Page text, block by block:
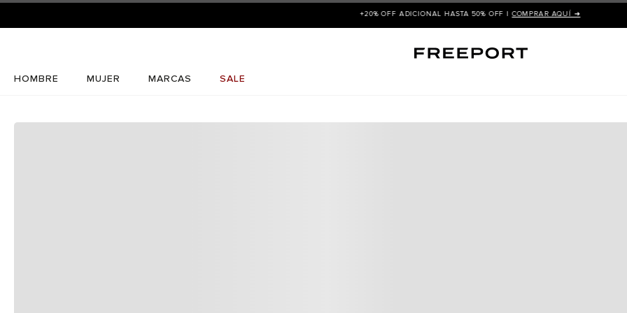
+20% OFF ADICIONAL HASTA 50% OFF |COMPRAR AQUÍ ➜
HOMBRE MUJER MARCAS SALE